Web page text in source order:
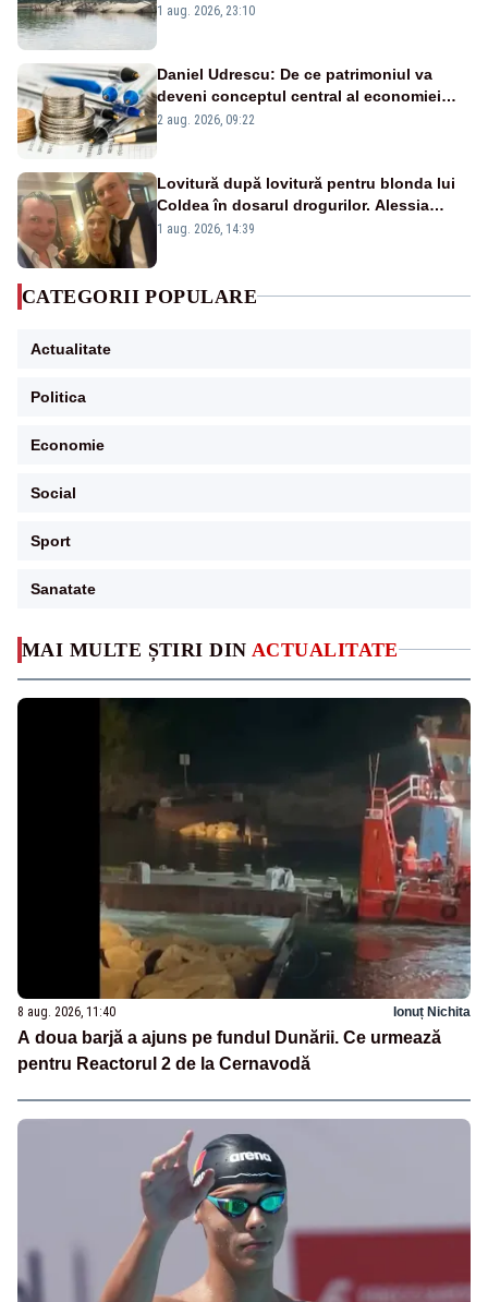
MAI MULTE ȘTIRI DIN ACTUALITATE
8 aug. 2026, 11:40 Ionuț Nichita
A doua barjă a ajuns pe fundul Dunării. Ce urmează
pentru Reactorul 2 de la Cernavodă
război mondial
1 aug. 2026, 23:10
Daniel Udrescu: De ce patrimoniul va
deveni conceptul central al economiei
viitoare?
2 aug. 2026, 09:22
Lovitură după lovitură pentru blonda lui
Coldea în dosarul drogurilor. Alessia
Păcuraru explică decizia magistraților
1 aug. 2026, 14:39
CATEGORII POPULARE
Actualitate
Politica
Economie
Social
Sport
Sanatate